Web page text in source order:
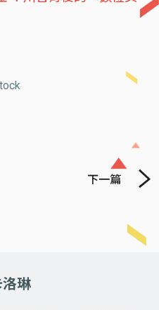
下一篇
琳